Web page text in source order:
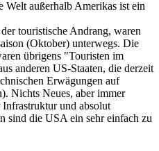
außerhalb Amerikas ist ein
touristische Andrang, waren
(Oktober) unterwegs. Die
übrigens "Touristen im
anderen US-Staaten, die derzeit
Erwägungen auf
Nichts Neues, aber immer
und absolut
sind die USA ein sehr einfach zu